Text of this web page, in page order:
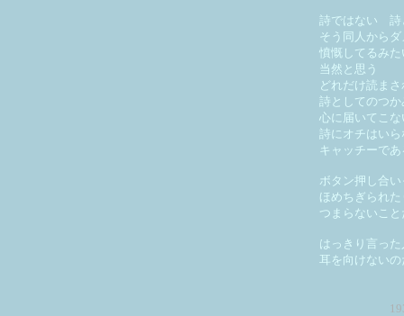
詩ではない 詩
そう同人から
憤慨してるみ
当然と思う
どれだけ読ま
詩としてのつか
心に届いてこな
詩にオチはい
キャッチーで
ボタン押し合
ほめちぎられ
つまらないこと
はっきり言った
耳を向けないの